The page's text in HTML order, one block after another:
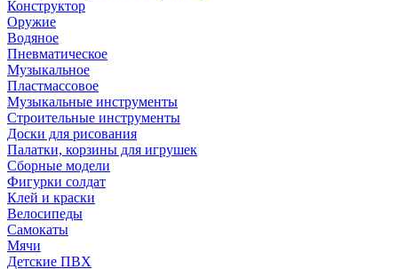
Конструктор
Оружие
Водяное
Пневматическое
Музыкальное
Пластмассовое
Музыкальные инструменты
Строительные инструменты
Доски для рисования
Палатки, корзины для игрушек
Сборные модели
Фигурки солдат
Клей и краски
Велосипеды
Самокаты
Мячи
Детские ПВХ